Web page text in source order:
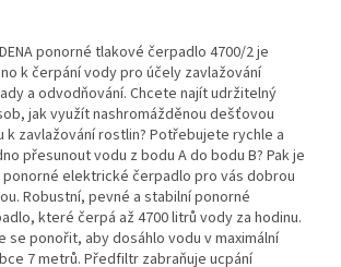
ponorné tlakové čerpadlo 4700/2 je
k čerpání vody pro účely zavlažování
a odvodňování. Chcete najít udržitelný
jak využít nashromážděnou dešťovou
k zavlažování rostlin? Potřebujete rychle a
přesunout vodu z bodu A do bodu B? Pak je
elektrické čerpadlo pro vás dobrou
Robustní, pevné a stabilní ponorné
které čerpá až 4700 litrů vody za hodinu.
se ponořit, aby dosáhlo vodu v maximální
7 metrů. Předfiltr zabraňuje ucpání